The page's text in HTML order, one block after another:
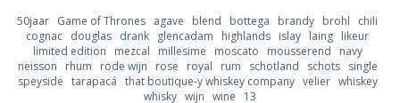
50jaar Game of Thrones agave blend bottega brandy brohl
chili
cognac douglas drank glencadam highlands islay laing likeur
limited edition
mezcal millesime moscato mousserend
navy
neisson
rhum rode wijn rose royal rum schotland schots
single
speyside tarapacá that boutique-y whiskey company velier whiskey
whisky wijn wine 13